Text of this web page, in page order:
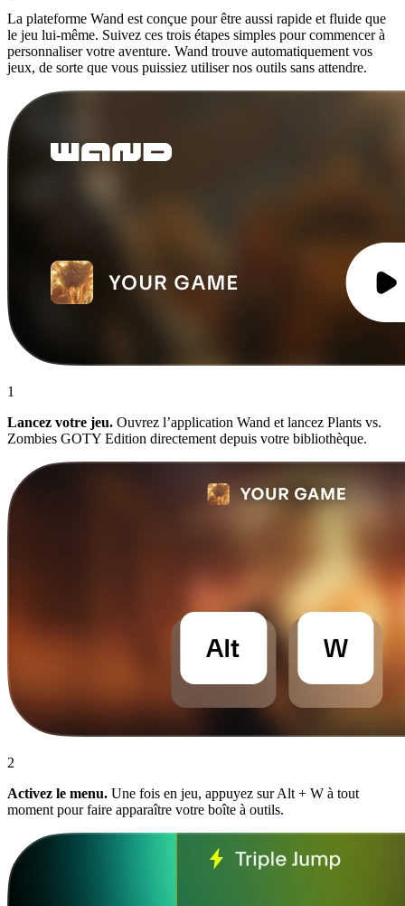
La plateforme Wand est conçue pour être aussi rapide et fluide que
le jeu lui-même. Suivez ces trois étapes simples pour commencer à
personnaliser votre aventure. Wand trouve automatiquement vos
jeux, de sorte que vous puissiez utiliser nos outils sans attendre.
1
Lancez votre jeu. Ouvrez l’application Wand et lancez Plants vs.
Zombies GOTY Edition directement depuis votre bibliothèque.
2
Activez le menu. Une fois en jeu, appuyez sur Alt + W à tout
moment pour faire apparaître votre boîte à outils.